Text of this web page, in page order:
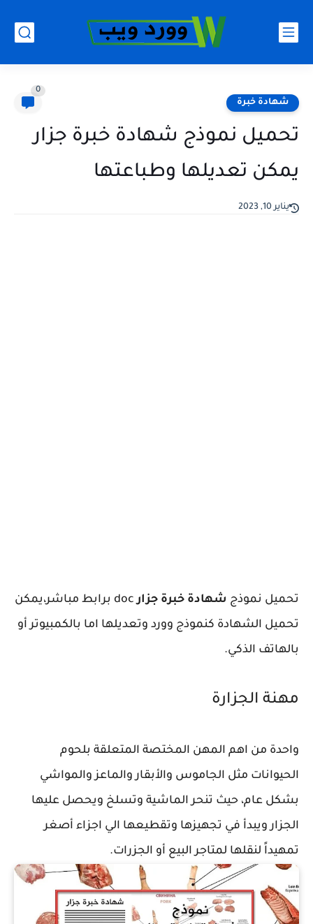
شهادة خبرة
0
تحميل نموذج شهادة خبرة جزار
يمكن تعديلها وطباعتها
يناير 10, 2023
تحميل نموذج شهادة خبرة جزار
doc برابط مباشر،يمكن
تحميل الشهادة كنموذج وورد وتعديلها اما بالكمبيوتر أو
بالهاتف الذكي.
مهنة الجزارة
واحدة من اهم المهن المختصة المتعلقة بلحوم
الحيوانات مثل الجاموس والأبقار والماعز والمواشي
بشكل عام، حيث تنحر الماشية وتسلخ ويحصل عليها
الجزار ويبدأ في تجهيزها وتقطيعها الي اجزاء أصغر
تمهيداً لنقلها لمتاجر البيع أو الجزرات.